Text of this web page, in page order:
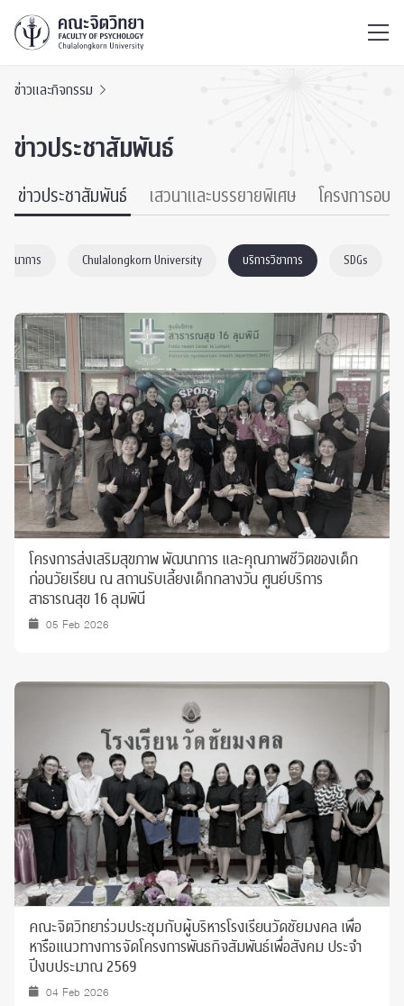
ข่าวและกิจกรรม
ข่าวประชาสัมพันธ์
ข่าวประชาสัมพันธ์ เสวนาและบรรยายพิเศษ โครงการอบร
นาการ Chulalongkorn University บริการวิชาการ SDGs
โครงการส่งเสริมสุขภาพ พัฒนาการ และคุณภาพชีวิตของเด็ก
ก่อนวัยเรียน ณ สถานรับเลี้ยงเด็กกลางวัน ศูนย์บริการ
สาธารณสุข 16 ลุมพินี
05 Feb 2026
คณะจิตวิทยาร่วมประชุมกับผู้บริหารโรงเรียนวัดชัยมงคล เพื่อ
หารือแนวทางการจัดโครงการพันธกิจสัมพันธ์เพื่อสังคม ประจำ
ปีงบประมาณ 2569
04 Feb 2026